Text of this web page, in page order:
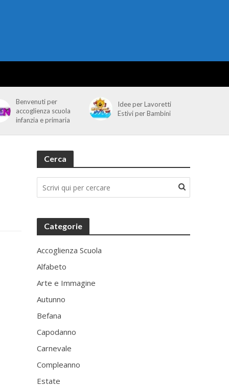
Benvenuti per
accoglienza scuola
infanzia e primaria
Idee per Lavoretti
Estivi per Bambini
Cerca
Categorie
Accoglienza Scuola
Alfabeto
Arte e Immagine
Autunno
Befana
Capodanno
Carnevale
Compleanno
Estate